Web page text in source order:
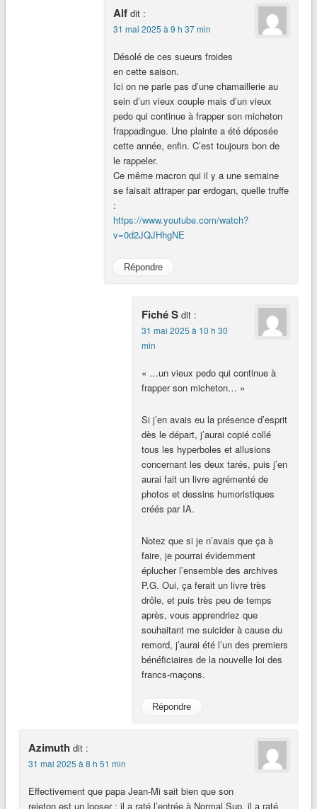
Alf dit :
31 mai 2025 à 9 h 37 min
Désolé de ces sueurs froides
en cette saison.
Ici on ne parle pas d’une chamaillerie au
sein d’un vieux couple mais d’un vieux
pedo qui continue à frapper son micheton
frappadingue. Une plainte a été déposée
cette année, enfin. C’est toujours bon de
le rappeler.
Ce même macron qui il y a une semaine
se faisait attraper par erdogan, quelle truffe
:
https://www.youtube.com/watch?
v=0d2JQJHhgNE
Répondre
Fiché S dit :
31 mai 2025 à 10 h 30
min
« …un vieux pedo qui continue à
frapper son micheton… »
Si j’en avais eu la présence d’esprit
dès le départ, j’aurai copié collé
tous les hyperboles et allusions
concernant les deux tarés, puis j’en
aurai fait un livre agrémenté de
photos et dessins humoristiques
créés par IA.
Notez que si je n’avais que ça à
faire, je pourrai évidemment
éplucher l’ensemble des archives
P.G. Oui, ça ferait un livre très
drôle, et puis très peu de temps
après, vous apprendriez que
souhaitant me suicider à cause du
remord, j’aurai été l’un des premiers
bénéficiaires de la nouvelle loi des
francs-maçons.
Répondre
Azimuth dit :
31 mai 2025 à 8 h 51 min
Effectivement que papa Jean-Mi sait bien que son
rejeton est un looser : il a raté l’entrée à Normal Sup, il a raté